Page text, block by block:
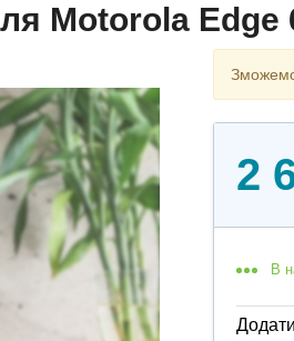
Motorola
2
В